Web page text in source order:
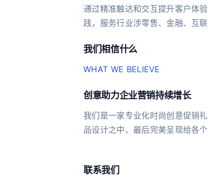
通过精准触达和交互提升客户体
践，服务行业涉零售、金融、互
我们相信什么
WHAT WE BELIEVE
创意助力企业营销持续增长
我们是一家专业化时尚创意促销
品设计之中、最后完美呈现给各
联系我们